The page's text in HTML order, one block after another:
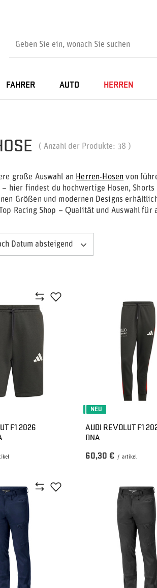
FAHRER AUTO HERREN
( Anzahl der Produkte: 38 )
große Auswahl an Herren-Hosen von
hier findest du hochwertige Hosen,
Größen und modernen Designs
Racing Shop – Qualität und Auswahl für
Datum absteigend
F1 2026
NEU
AUDI REVOLUT F1
DNA
60,30 € / artikel